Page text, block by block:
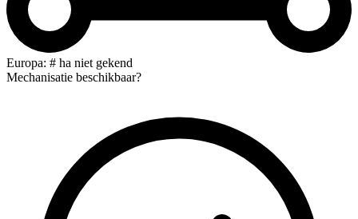
Europa: # ha niet gekend
Mechanisatie beschikbaar?